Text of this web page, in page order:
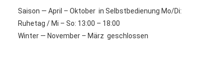
Saison — April – Oktober in Selbstbedienung Mo/Di:
Ruhetag / Mi – So: 13:00 – 18:00
Winter — November – März geschlossen